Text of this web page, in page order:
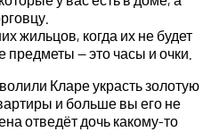
жильцов, когда их не будет
— это часы и очки.
Кларе украсть золотую
и больше вы его не
отведёт дочь какому-то